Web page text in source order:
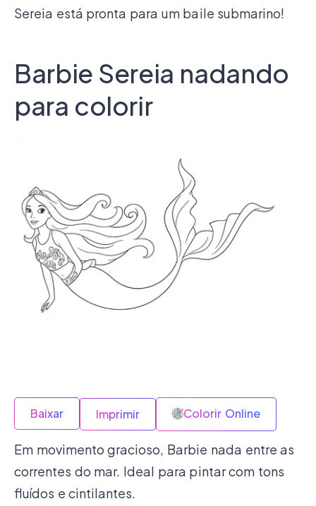
Sereia está pronta para um baile submarino!
Barbie Sereia nadando
para colorir
Baixar Imprimir Colorir Online
Em movimento gracioso, Barbie nada entre as
correntes do mar. Ideal para pintar com tons
fluídos e cintilantes.